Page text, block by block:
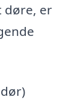
døre, er